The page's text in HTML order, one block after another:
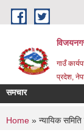
Skip to main content
गाउँ
प्रदेश,
समचार
You are
Home » न्यायिक समिति